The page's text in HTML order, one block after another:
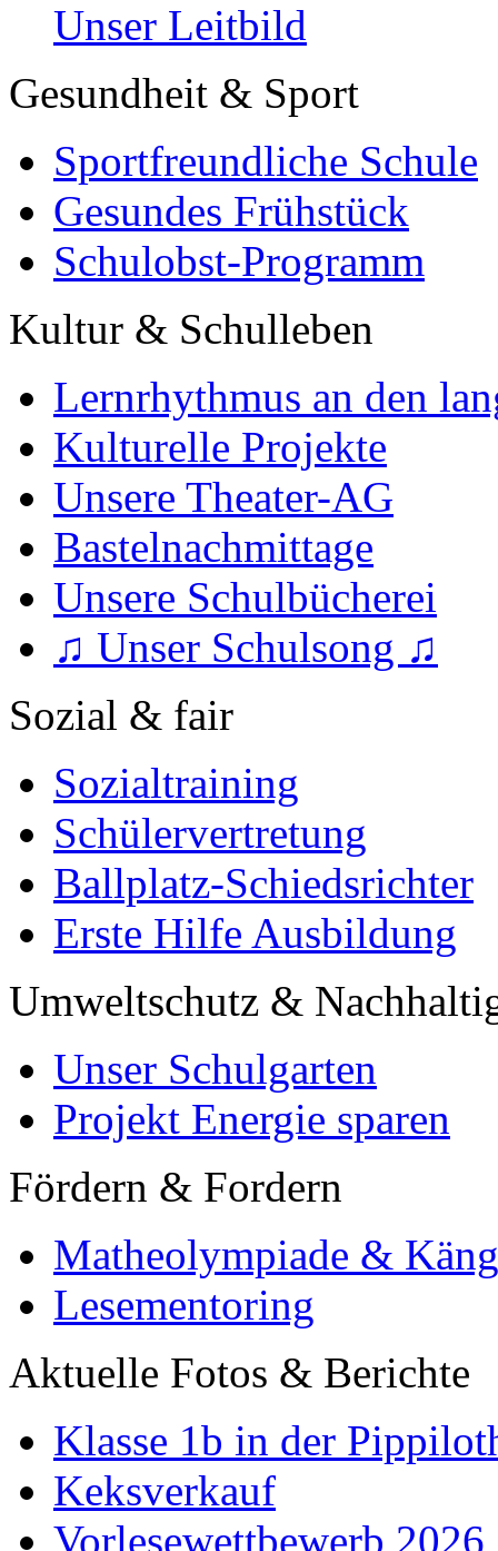
Unser Leitbild
Gesundheit & Sport
Sportfreundliche Schule
Gesundes Frühstück
Schulobst-Programm
Kultur & Schulleben
Lernrhythmus an den
Kulturelle Projekte
Unsere Theater-AG
Bastelnachmittage
Unsere Schulbücherei
♫ Unser Schulsong ♫
Sozial & fair
Sozialtraining
Schülervertretung
Ballplatz-Schiedsrichter
Erste Hilfe Ausbildung
Umweltschutz &
Unser Schulgarten
Projekt Energie sparen
Fördern & Fordern
Matheolympiade &
Lesementoring
Aktuelle Fotos & Berichte
Klasse 1b in der
Keksverkauf
Vorlesewettbewerb 2026